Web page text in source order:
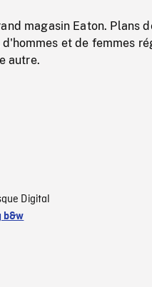
magasin Eaton. Plans
et de femmes
autre.
Digital
b&w